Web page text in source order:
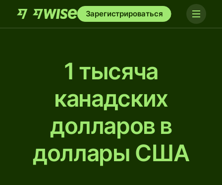
Зарегистрироваться
1 тысяча
канадских
долларов в
доллары США